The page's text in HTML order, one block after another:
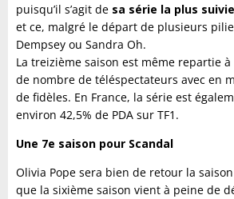
puisqu’il s’agit de sa série la plus
et ce, malgré le départ de plusieurs
Dempsey ou Sandra Oh.
La treizième saison est même repartie
de nombre de téléspectateurs avec en
de fidèles. En France, la série est
environ 42,5% de PDA sur TF1.
Une 7e saison pour Scandal
Olivia Pope sera bien de retour la
que la sixième saison vient à peine de